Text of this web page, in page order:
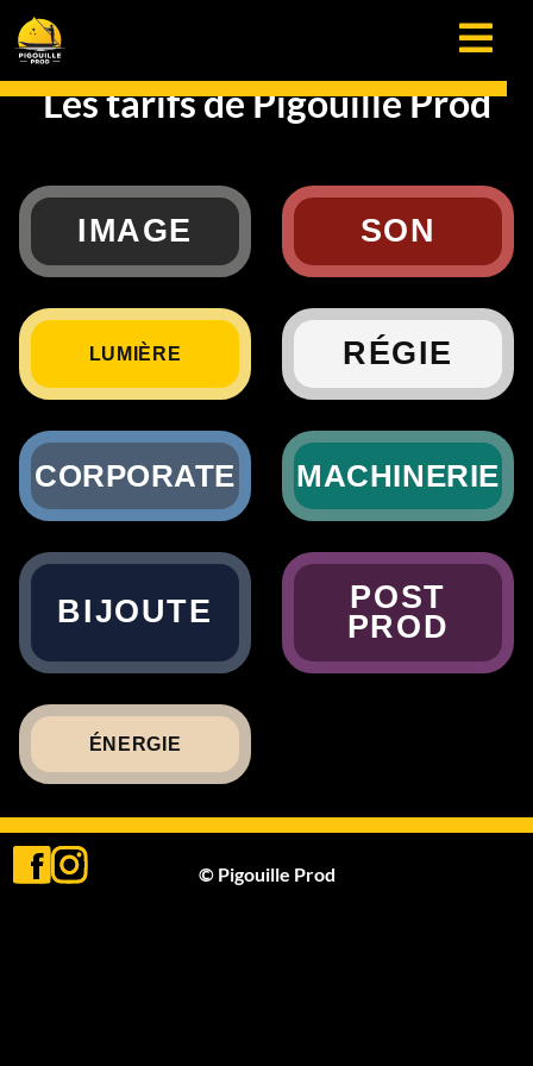
Les tarifs de Pigouille Prod
IMAGE SON
LUMIÈRE RÉGIE
CORPORATE MACHINERIE
BIJOUTE
POST
PROD
ÉNERGIE
© Pigouille Prod